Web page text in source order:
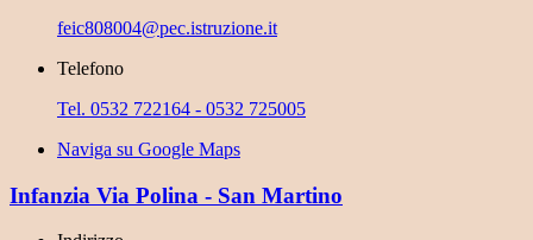
feic808004@pec.istruzione.it
Telefono
Tel. 0532 722164 - 0532 725005
Naviga su Google Maps
Infanzia Via Polina - San Martino